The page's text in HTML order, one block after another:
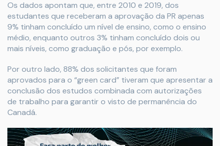
Os dados apontam que, entre 2010 e 2019, dos
estudantes que receberam a aprovação da PR apenas
9% tinham concluído um nível de ensino, como o ensino
médio, enquanto outros 3% tinham concluído dois ou
mais níveis, como graduação e pós, por exemplo.
Por outro lado, 88% dos solicitantes que foram
aprovados para o “green card” tiveram que apresentar a
conclusão dos estudos combinada com autorizações
de trabalho para garantir o visto de permanência do
Canadá.